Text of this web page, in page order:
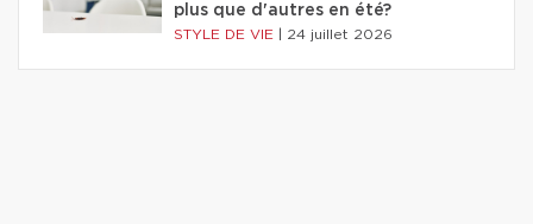
plus que d'autres en été?
STYLE DE VIE 24 juillet 2026